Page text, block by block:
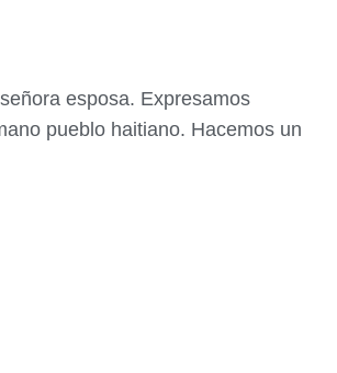
esposa. Expresamos
pueblo haitiano. Hacemos un